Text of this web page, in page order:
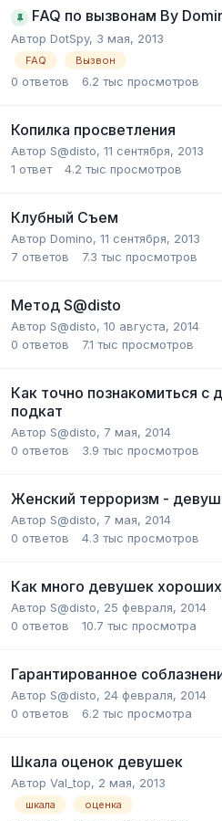
FAQ по вызвонам By
Автор DotSpy, 3 мая, 2013
FAQ Вызвон
0 ответов 6.2 тыс просмотров
Копилка просветления
Автор S@disto, 11 сентября, 2013
1 ответ 4.2 тыс просмотров
Клубный Съем
Автор Domino, 11 сентября, 2013
7 ответов 7.3 тыс просмотров
Метод S@disto
Автор S@disto, 10 августа, 2014
0 ответов 7.1 тыс просмотров
Как точно познакомиться с
подкат
Автор S@disto, 7 мая, 2014
0 ответов 3.9 тыс просмотров
Женский терроризм -
Автор S@disto, 7 мая, 2014
0 ответов 4.3 тыс просмотров
Как много девушек
Автор S@disto, 25 февраля, 2014
0 ответов 10.7 тыс просмотра
Гарантированное
Автор S@disto, 24 февраля, 2014
0 ответов 6.2 тыс просмотра
Шкала оценок девушек
Автор Val_top, 2 мая, 2013
шкала оценка